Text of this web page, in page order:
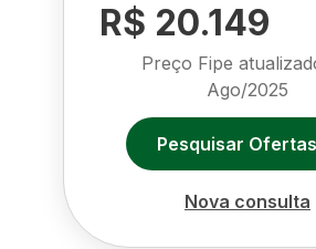
R$ 20.149
Preço Fipe
Ago/2025
Pesquisar Ofertas
Nova consulta